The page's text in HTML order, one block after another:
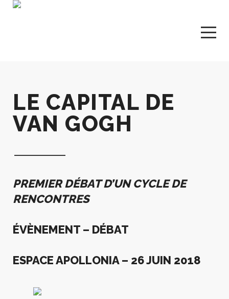
LE CAPITAL DE
VAN GOGH
PREMIER DÉBAT D’UN CYCLE DE
RENCONTRES
ÉVÈNEMENT – DÉBAT
ESPACE APOLLONIA – 26 JUIN 2018